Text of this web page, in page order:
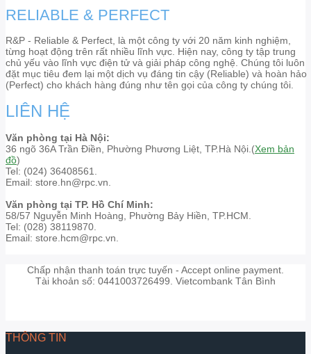
RELIABLE & PERFECT
R&P - Reliable & Perfect, là một công ty với 20 năm kinh nghiệm,
từng hoạt động trên rất nhiều lĩnh vực. Hiện nay, công ty tập trung
chủ yếu vào lĩnh vực điện tử và giải pháp công nghệ. Chúng tôi luôn
đặt mục tiêu đem lại một dịch vụ đáng tin cậy (Reliable) và hoàn hảo
(Perfect) cho khách hàng đúng như tên gọi của công ty chúng tôi.
LIÊN HỆ
Văn phòng tại Hà Nội:
36 ngõ 36A Trần Điền, Phường Phương Liệt, TP.Hà Nội.(Xem bản
đồ)
Tel: (024) 36408561.
Email: store.hn@rpc.vn.
Văn phòng tại TP. Hồ Chí Minh:
58/57 Nguyễn Minh Hoàng, Phường Bảy Hiền, TP.HCM.
Tel: (028) 38119870.
Email: store.hcm@rpc.vn.
Chấp nhận thanh toán trực tuyến - Accept online payment.
Tài khoản số: 0441003726499. Vietcombank Tân Bình
THÔNG TIN